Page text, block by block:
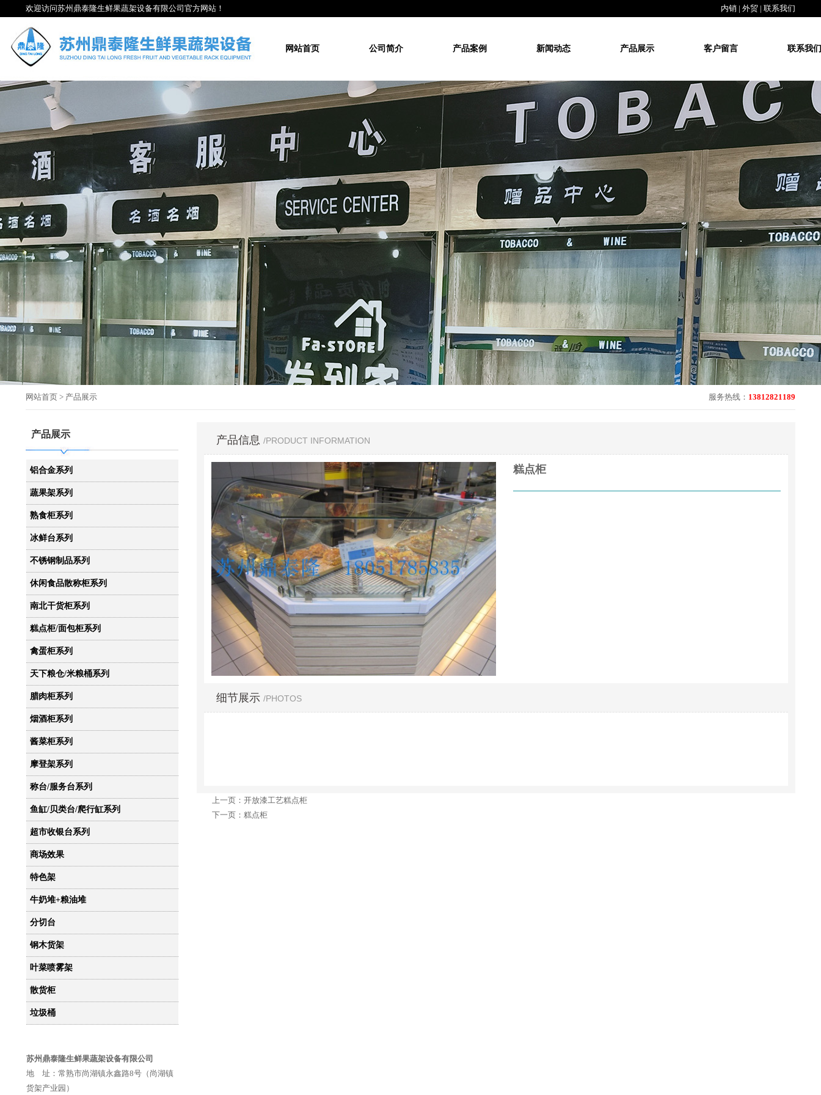
欢迎访问苏州鼎泰隆生鲜果蔬架设备有限公司官方网站！ 内销 | 外贸 | 联系我们
网站首页 公司简介 产品案例 新闻动态 产品展示 客户留言 联系我们
网站首页 > 产品展示 服务热线： 13812821189
产品展示
铝合金系列
蔬果架系列
熟食柜系列
冰鲜台系列
不锈钢制品系列
休闲食品散称柜系列
南北干货柜系列
糕点柜/面包柜系列
禽蛋柜系列
天下粮仓/米粮桶系列
腊肉柜系列
烟酒柜系列
酱菜柜系列
摩登架系列
称台/服务台系列
鱼缸/贝类台/爬行缸系列
超市收银台系列
商场效果
特色架
牛奶堆+粮油堆
分切台
钢木货架
叶菜喷雾架
散货柜
垃圾桶
苏州鼎泰隆生鲜果蔬架设备有限公司
地 址：常熟市尚湖镇永鑫路8号（尚湖镇
货架产业园）
产品信息 /PRODUCT INFORMATION
糕点柜
细节展示 /PHOTOS
上一页：开放漆工艺糕点柜
下一页：糕点柜